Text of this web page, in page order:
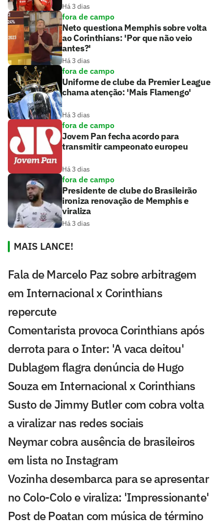
Há 3 dias
fora de campo
Neto questiona Memphis sobre volta
ao Corinthians: 'Por que não veio
antes?'
Há 3 dias
fora de campo
Uniforme de clube da Premier League
chama atenção: 'Mais Flamengo'
Há 3 dias
fora de campo
Jovem Pan fecha acordo para
transmitir campeonato europeu
Há 3 dias
fora de campo
Presidente de clube do Brasileirão
ironiza renovação de Memphis e
viraliza
Há 3 dias
MAIS LANCE!
Fala de Marcelo Paz sobre arbitragem
em Internacional x Corinthians
repercute
Comentarista provoca Corinthians após
derrota para o Inter: 'A vaca deitou'
Dublagem flagra denúncia de Hugo
Souza em Internacional x Corinthians
Susto de Jimmy Butler com cobra volta
a viralizar nas redes sociais
Neymar cobra ausência de brasileiros
em lista no Instagram
Vozinha desembarca para se apresentar
no Colo-Colo e viraliza: 'Impressionante'
Post de Poatan com música de término